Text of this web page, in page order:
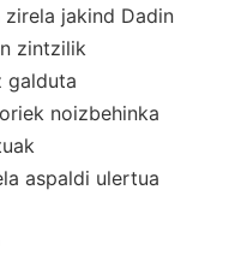
jakind Dadin
zintzilik
galduta
noizbehinka
aspaldi ulertua